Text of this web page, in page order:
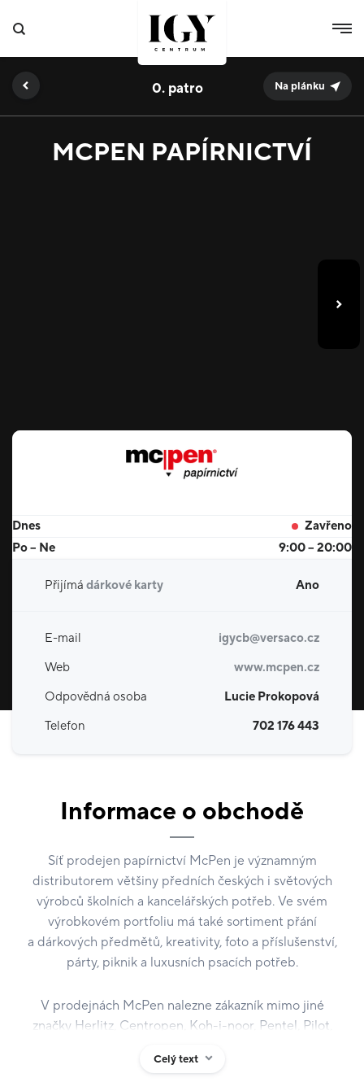
MCPEN PAPÍRNICTVÍ
0. Na plánku
Dnes
Zavřeno
Po – Ne
9:00 – 20:00
Přijímá dárkové karty Ano
E-mail
igycb@versaco.cz
Web
www.mcpen.cz
Odpovědná osoba
Lucie Prokopová
Telefon
702 176 443
Informace o obchodě
Síť prodejen papírnictví McPen je významným
distributorem většiny předních českých i světových
výrobců školních a kancelářských potřeb. Ve svém
výrobkovém portfoliu má také sortiment přání
a dárkových předmětů, kreativity, foto a příslušenství,
párty, piknik a luxusních psacích potřeb.
V prodejnách McPen nalezne zákazník mimo jiné
značky Herlitz, Centropen, Koh-i-noor, Pentel, Pilot,
SusyCard, Albi, Argus, Belle Satin, Filofax, Maped,
Celý text